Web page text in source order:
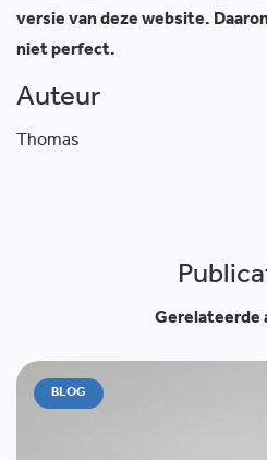
versie van deze website.
niet perfect.
Auteur
Thomas
Gerelateerde
BLOG